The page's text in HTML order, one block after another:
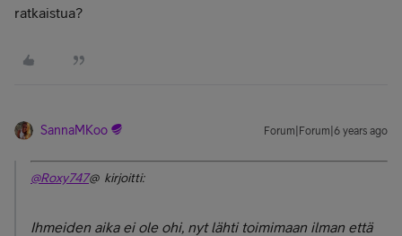
ratkaistua?
SannaMKoo Forum|Forum|6 years ago
@Roxy747@ kirjoitti:
Ihmeiden aika ei ole ohi, nyt lähti toimimaan ilman että